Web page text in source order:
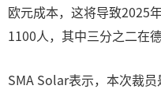
欧元成本，这将导致2025
1100人，其中三分之二在德
SMA Solar表示，本次裁